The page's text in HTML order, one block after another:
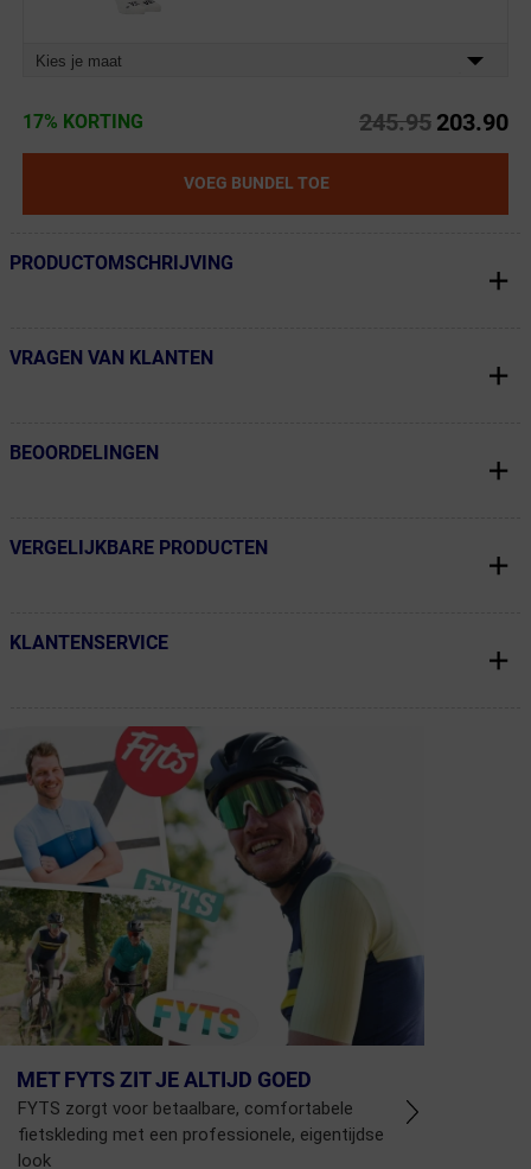
Kies je maat
17% KORTING 245.95 203.90
VOEG BUNDEL TOE
← Terug naar productnavigatie
PRODUCTOMSCHRIJVING
← Terug naar productnavigatie
VRAGEN VAN KLANTEN
← Terug naar productnavigatie
BEOORDELINGEN
← Terug naar productnavigatie
VERGELIJKBARE PRODUCTEN
← Terug naar productnavigatie
KLANTENSERVICE
MET FYTS ZIT JE ALTIJD GOED
FYTS zorgt voor betaalbare, comfortabele
fietskleding met een professionele, eigentijdse
look